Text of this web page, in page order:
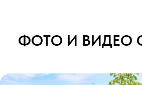
ФОТО И ВИДЕО